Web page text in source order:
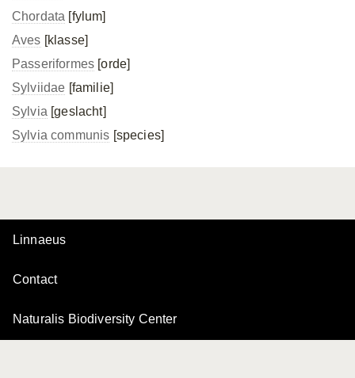
Chordata [fylum]
Aves [klasse]
Passeriformes [orde]
Sylviidae [familie]
Sylvia [geslacht]
Sylvia communis [species]
Linnaeus
Contact
Naturalis Biodiversity Center